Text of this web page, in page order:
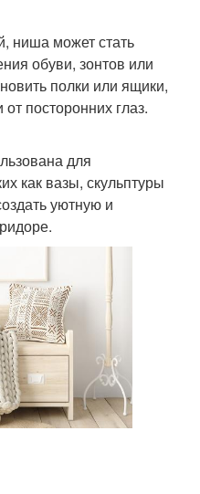
ниша может стать
обуви, зонтов или
полки или ящики,
посторонних глаз.
для
как вазы, скульптуры
уютную и